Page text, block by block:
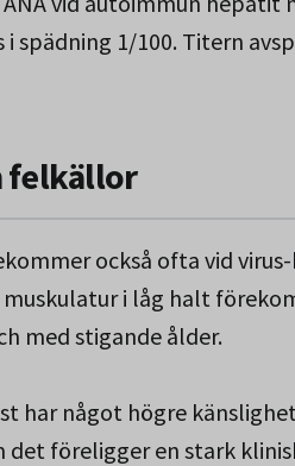
i spädning 1/100. Titern
felkällor
också ofta vid
i låg halt
med stigande ålder.
har något högre
det föreligger en stark